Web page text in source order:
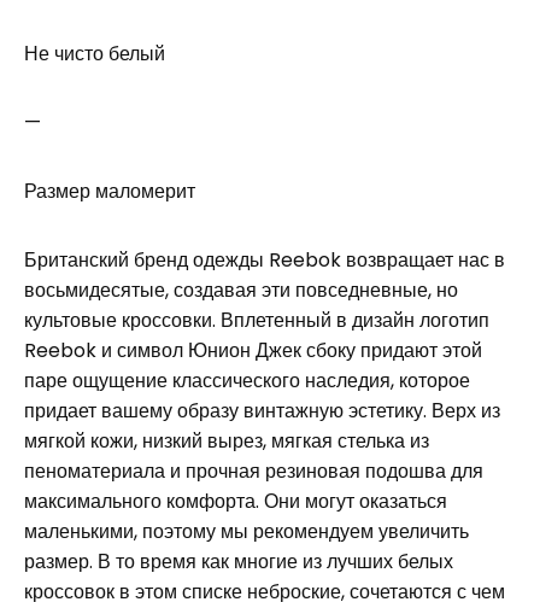
Не чисто белый
—
Размер маломерит
Британский бренд одежды Reebok возвращает нас в
восьмидесятые, создавая эти повседневные, но
культовые кроссовки. Вплетенный в дизайн логотип
Reebok и символ Юнион Джек сбоку придают этой
паре ощущение классического наследия, которое
придает вашему образу винтажную эстетику. Верх из
мягкой кожи, низкий вырез, мягкая стелька из
пеноматериала и прочная резиновая подошва для
максимального комфорта. Они могут оказаться
маленькими, поэтому мы рекомендуем увеличить
размер. В то время как многие из лучших белых
кроссовок в этом списке неброские, сочетаются с чем